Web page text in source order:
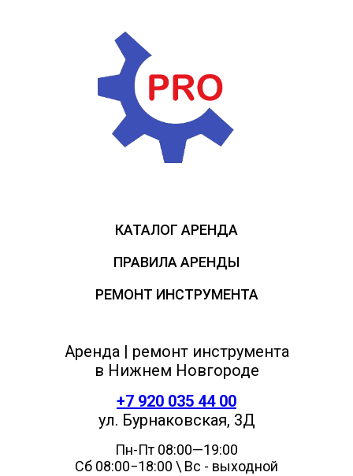
КАТАЛОГ АРЕНДА
ПРАВИЛА АРЕНДЫ
РЕМОНТ ИНСТРУМЕНТА
Аренда | ремонт инструмента
в Нижнем Новгороде
+7 920 035 44 00
ул. Бурнаковская, 3Д
Пн-Пт 08:00—19:00
Сб 08:00−18:00 \ Вс - выходной